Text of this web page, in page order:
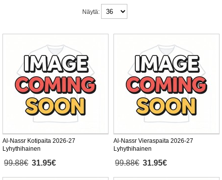
Näytä:
Al-Nassr Kotipaita 2026-27
Lyhythihainen
99.88€ 31.95€
Al-Nassr Vieraspaita 2026-27
Lyhythihainen
99.88€ 31.95€